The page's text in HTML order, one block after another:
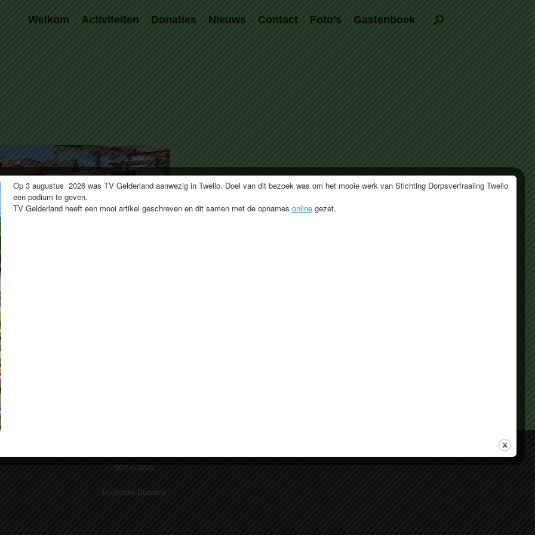
Welkom Activiteiten Donaties Nieuws Contact Foto’s Gastenboek
SDT © 2026
Realisatie Duproco
Op 3 augustus 2026 was TV Gelderland aanwezig in Twello. Doel van dit bezoek was om het mooie werk van Stichting Dorpsverfraaiing Twello
een podium te geven.
TV Gelderland heeft een mooi artikel geschreven en dit samen met de opnames onlinegezet.